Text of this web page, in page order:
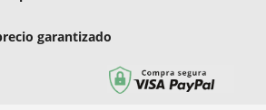
garantizado